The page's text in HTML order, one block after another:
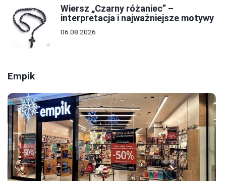
Wiersz „Czarny różaniec” –
interpretacja i najważniejsze motywy
06.08.2026
Empik